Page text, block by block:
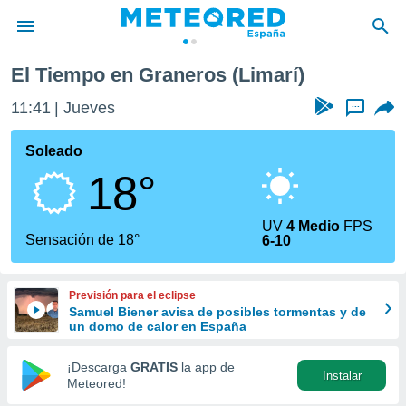
de
por
que se
calidad.
a este
las
y
forma
digital
basada
El Tiempo en Graneros (Limarí)
11:41 Jueves ...
Soleado
18°
Sensación de 18°
UV4 Medio FPS
6-10
Previsión para el eclipse
Samuel Biener avisa de posibles tormentas y de
un domo de calor en España
¡Descarga GRATIS la app de
Meteored!
Instalar